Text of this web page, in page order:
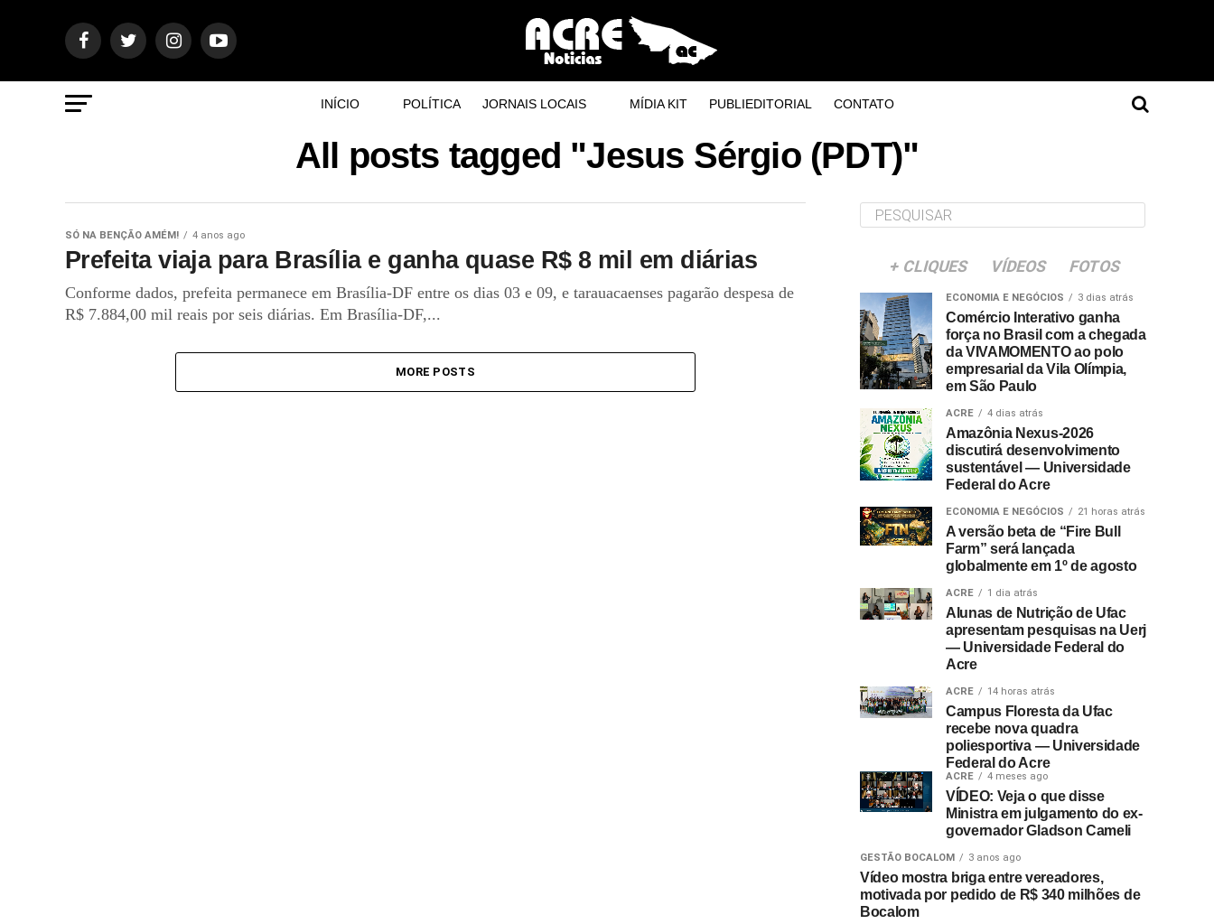
INÍCIO POLÍTICA JORNAIS LOCAIS MÍDIA KIT PUBLIEDITORIAL CONTATO
All posts tagged "Jesus Sérgio (PDT)"
SÓ NA BENÇÃO AMÉM! 4 anos ago
Prefeita viaja para Brasília e ganha quase R$ 8 mil em diárias
Conforme dados, prefeita permanece em Brasília-DF entre os dias 03 e 09, e tarauacaenses pagarão despesa de
R$ 7.884,00 mil reais por seis diárias. Em Brasília-DF,...
MORE POSTS
+ CLIQUES VÍDEOS FOTOS
ECONOMIA E NEGÓCIOS 3 dias atrás
Comércio Interativo ganha
força no Brasil com a chegada
da VIVAMOMENTO ao polo
empresarial da Vila Olímpia,
em São Paulo
ACRE 4 dias atrás
Amazônia Nexus-2026
discutirá desenvolvimento
sustentável — Universidade
Federal do Acre
ECONOMIA E NEGÓCIOS 21 horas atrás
A versão beta de “Fire Bull
Farm” será lançada
globalmente em 1º de agosto
ACRE 1 dia atrás
Alunas de Nutrição de Ufac
apresentam pesquisas na Uerj
— Universidade Federal do
Acre
ACRE 14 horas atrás
Campus Floresta da Ufac
recebe nova quadra
poliesportiva — Universidade
Federal do Acre
ACRE 4 meses ago
VÍDEO: Veja o que disse
Ministra em julgamento do ex-
governador Gladson Cameli
GESTÃO BOCALOM 3 anos ago
Vídeo mostra briga entre vereadores,
motivada por pedido de R$ 340 milhões de
Bocalom